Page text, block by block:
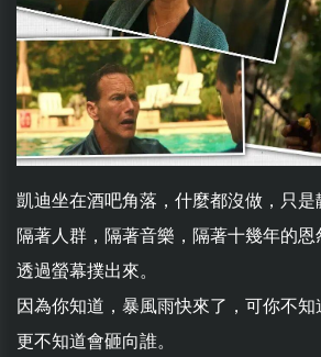
凱迪坐在酒吧角落，什麼都沒做，只是
隔著人群，隔著音樂，隔著十幾年的
透過螢幕撲出來。
因為你知道，暴風雨快來了，可你不知
更不知道會砸向誰。